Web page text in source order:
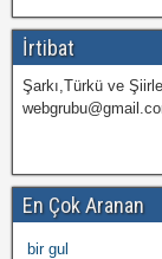
İrtibat
Şarkı,Türkü ve
En Çok Aranan
bir gul